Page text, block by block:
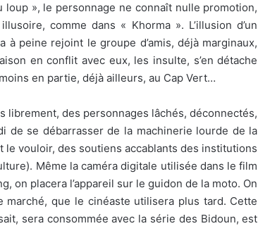
loup », le personnage ne connaît nulle promotion,
comme dans « Khorma ». L’illusion d’un
à peine rejoint le groupe d’amis, déjà marginaux,
en conflit avec eux, les insulte, s’en détache
en partie, déjà ailleurs, au Cap Vert…
librement, des personnages lâchés, déconnectés,
de se débarrasser de la machinerie lourde de la
vouloir, des soutiens accablants des institutions
Même la caméra digitale utilisée dans le film
on placera l’appareil sur le guidon de la moto. On
que le cinéaste utilisera plus tard. Cette
sera consommée avec la série des Bidoun, est